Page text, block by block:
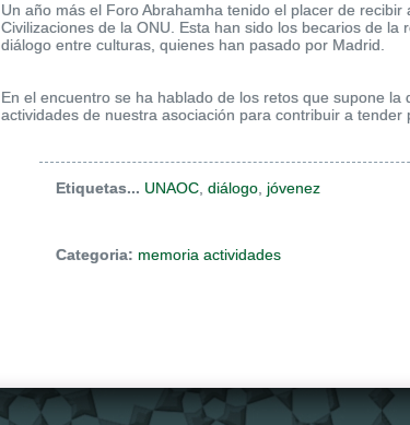
Un año más el Foro Abrahamha tenido el placer de
Civilizaciones de la ONU. Esta han sido los becarios de la
diálogo entre culturas, quienes han pasado por Madrid.
En el encuentro se ha hablado de los retos que supone
actividades de nuestra asociación para contribuir a tender
Etiquetas... UNAOC diálogo jóvenez
Categoria: memoria actividades